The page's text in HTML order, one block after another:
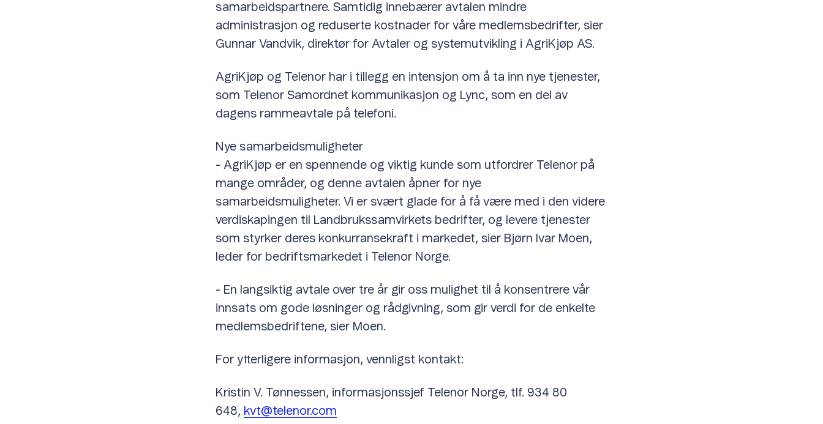
samarbeidspartnere. Samtidig innebærer avtalen mindre
administrasjon og reduserte kostnader for våre medlemsbedrifter, sier
Gunnar Vandvik, direktør for Avtaler og systemutvikling i AgriKjøp AS.
AgriKjøp og Telenor har i tillegg en intensjon om å ta inn nye tjenester,
som Telenor Samordnet kommunikasjon og Lync, som en del av
dagens rammeavtale på telefoni.
Nye samarbeidsmuligheter
- AgriKjøp er en spennende og viktig kunde som utfordrer Telenor på
mange områder, og denne avtalen åpner for nye
samarbeidsmuligheter. Vi er svært glade for å få være med i den videre
verdiskapingen til Landbrukssamvirkets bedrifter, og levere tjenester
som styrker deres konkurransekraft i markedet, sier Bjørn Ivar Moen,
leder for bedriftsmarkedet i Telenor Norge.
- En langsiktig avtale over tre år gir oss mulighet til å konsentrere vår
innsats om gode løsninger og rådgivning, som gir verdi for de enkelte
medlemsbedriftene, sier Moen.
For ytterligere informasjon, vennligst kontakt:
Kristin V. Tønnessen, informasjonssjef Telenor Norge, tlf. 934 80
648, kvt@telenor.com